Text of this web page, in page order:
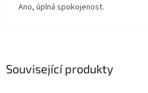
Související produkty
Ano, úplná spokojenost.